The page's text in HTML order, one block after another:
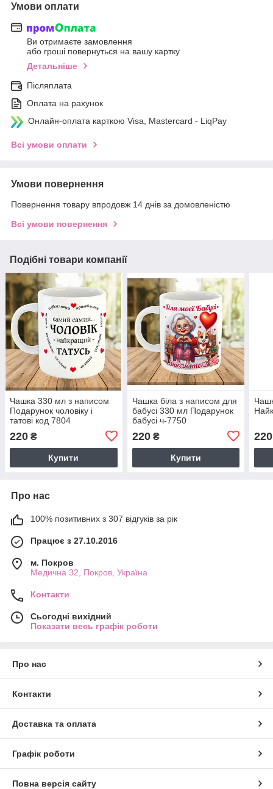
Умови оплати
Ви отримаєте замовлення
або гроші повернуться на вашу картку
Детальніше
Післяплата
Оплата на рахунок
Онлайн-оплата карткою Visa, Mastercard - LiqPay
Всі умови оплати
Умови повернення
Повернення товару впродовж 14 днів за домовленістю
Всі умови повернення
Подібні товари компанії
Чашка 330 мл з написом
Подарунок чоловіку і
татові код 7804
220 ₴
Купити
Чашка біла з написом для
бабусі 330 мл Подарунок
бабусі ч-7750
220₴
Купити
220
Про нас
100% позитивних з 307 відгуків за рік
Працює з 27.10.2016
м. Покров
Медична 32, Покров, Україна
Контакти
Сьогодні вихідний
Показати весь графік роботи
Про нас
Контакти
Доставка та оплата
Графік роботи
Повна версія сайту